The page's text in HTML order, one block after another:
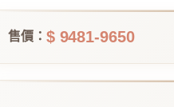
售價： $ 9481-9650